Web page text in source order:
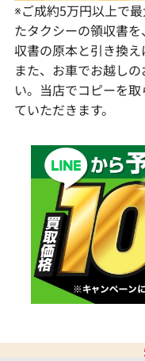
※ご成約5万円以上で
たタクシーの領収書
収書の原本と引き換え
また、お車でお越し
い。当店でコピーを
ていただきます。